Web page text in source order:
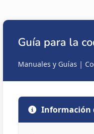
Guía para la
Manuales y Guías |
Información